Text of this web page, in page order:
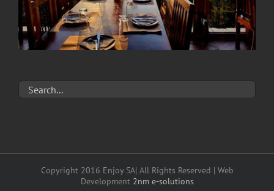
Copyright 2016 Enjoy SA| All Rights Reserved | Web
Development 2nm e-solutions